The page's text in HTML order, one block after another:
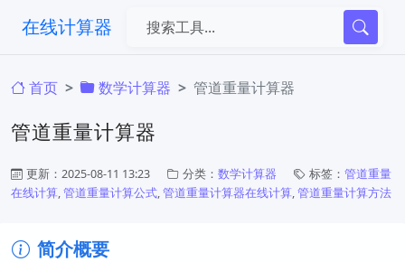
在线计算器
首页 ​数学计算器 管道重量计算器
管道重量计算器
更新：2025-08-11 13:23 分类： ​数学计算器 标签： 管道重量
在线计算,管道重量计算公式,管道重量计算器在线计算,管道重量计算方法
简介概要